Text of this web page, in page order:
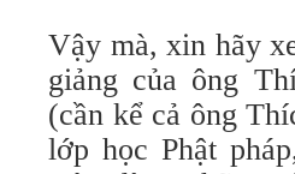
Vậy mà, xin hãy
giảng của ông
(cần kể cả ông
lớp học Phật